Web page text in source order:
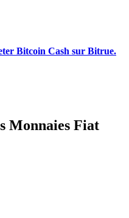
Bitcoin Cash sur Bitrue.
Monnaies Fiat